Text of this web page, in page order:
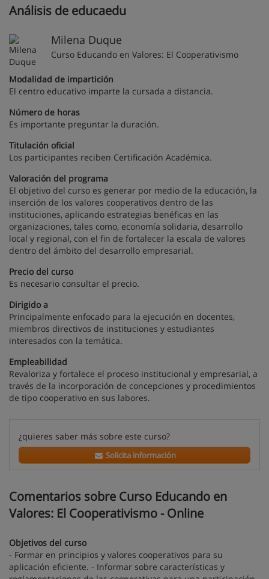
Análisis de educaedu
Milena Duque
Curso Educando en Valores: El Cooperativismo
Modalidad de impartición
El centro educativo imparte la cursada a distancia.
Número de horas
Es importante preguntar la duración.
Titulación oficial
Los participantes reciben Certificación Académica.
Valoración del programa
El objetivo del curso es generar por medio de la educación, la
inserción de los valores cooperativos dentro de las
instituciones, aplicando estrategias benéficas en las
organizaciones, tales como, economía solidaria, desarrollo
local y regional, con el fin de fortalecer la escala de valores
dentro del ámbito del desarrollo empresarial.
Precio del curso
Es necesario consultar el precio.
Dirigido a
Principalmente enfocado para la ejecución en docentes,
miembros directivos de instituciones y estudiantes
interesados con la temática.
Empleabilidad
Revaloriza y fortalece el proceso institucional y empresarial, a
través de la incorporación de concepciones y procedimientos
de tipo cooperativo en sus labores.
¿quieres saber más sobre este curso?
Solicita información
Comentarios sobre Curso Educando en
Valores: El Cooperativismo - Online
Objetivos del curso
- Formar en principios y valores cooperativos para su
aplicación eficiente. - Informar sobre características y